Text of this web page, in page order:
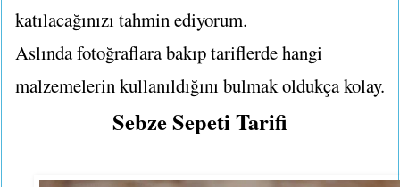
katılacağınızı tahmin ediyorum.
Aslında fotoğraflara bakıp tariflerde hangi
malzemelerin kullanıldığını bulmak oldukça kolay.
Sebze Sepeti Tarifi